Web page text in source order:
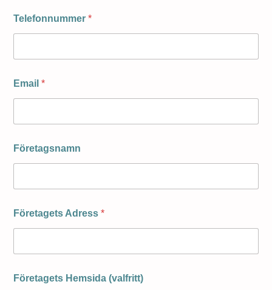
Telefonnummer *
Email *
Företagsnamn
Företagets Adress *
Företagets Hemsida (valfritt)